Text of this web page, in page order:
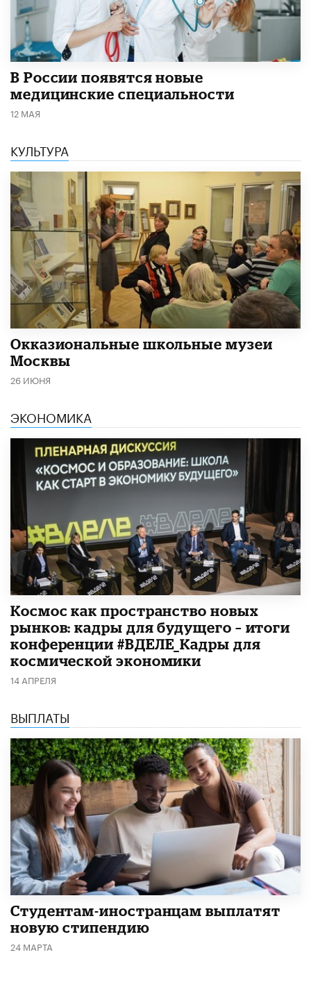
В России появятся новые
медицинские специальности
12 МАЯ
КУЛЬТУРА
​Окказиональные школьные музеи
Москвы
26 ИЮНЯ
ЭКОНОМИКА
Космос как пространство новых
рынков: кадры для будущего – итоги
конференции #ВДЕЛЕ_Кадры для
космической экономики
14 АПРЕЛЯ
ВЫПЛАТЫ
Студентам-иностранцам выплатят
новую стипендию
24 МАРТА